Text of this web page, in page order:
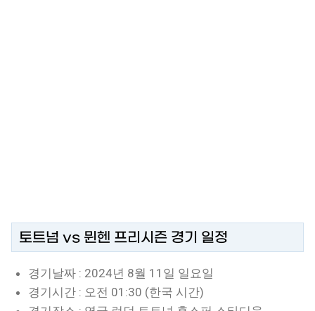
토트넘 vs 뮌헨 프리시즌 경기 일정
경기날짜 : 2024년 8월 11일 일요일
경기시간 : 오전 01:30 (한국 시간)